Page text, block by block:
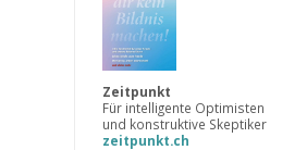
Zeitpunkt
Für intelligente Optimisten
und konstruktive Skeptiker
zeitpunkt.ch